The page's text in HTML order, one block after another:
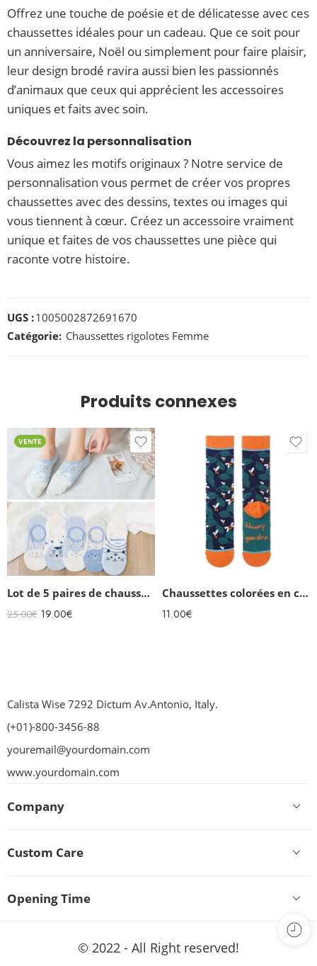
Offrez une touche de poésie et de délicatesse avec ces
chaussettes idéales pour un cadeau. Que ce soit pour
un anniversaire, Noël ou simplement pour faire plaisir,
leur design brodé ravira aussi bien les passionnés
d’animaux que ceux qui apprécient les accessoires
uniques et faits avec soin.
Découvrez la personnalisation
Vous aimez les motifs originaux ? Notre service de
personnalisation vous permet de créer vos propres
chaussettes avec des dessins, textes ou images qui
vous tiennent à cœur. Créez un accessoire vraiment
unique et faites de vos chaussettes une pièce qui
raconte votre histoire.
UGS :1005002872691670
Catégorie: Chaussettes rigolotes Femme
Produits connexes
VENTE
Lot de 5 paires de chaussettes invisibles Kawaii
25.00€ 19.00€
Chaussettes colorées en coton femmes Honey Garden
11.00€
Calista Wise 7292 Dictum Av.Antonio, Italy.
(+01)-800-3456-88
youremail@yourdomain.com
www.yourdomain.com
Company
Custom Care
Opening Time
© 2022 - All Right reserved!